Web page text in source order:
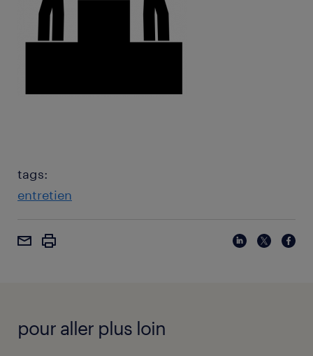
tags:
entretien
pour aller plus loin